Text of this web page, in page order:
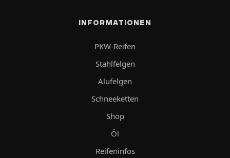
INFORMATIONEN
PKW-Reifen
Stahlfelgen
Alufelgen
Schneeketten
Shop
Öl
Reifeninfos